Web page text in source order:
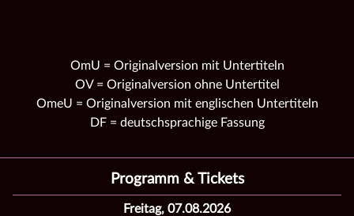
OmU = Originalversion mit Untertiteln
OV = Originalversion ohne Untertitel
OmeU = Originalversion mit englischen Untertiteln
DF = deutschsprachige Fassung
Programm & Tickets
Freitag, 07.08.2026